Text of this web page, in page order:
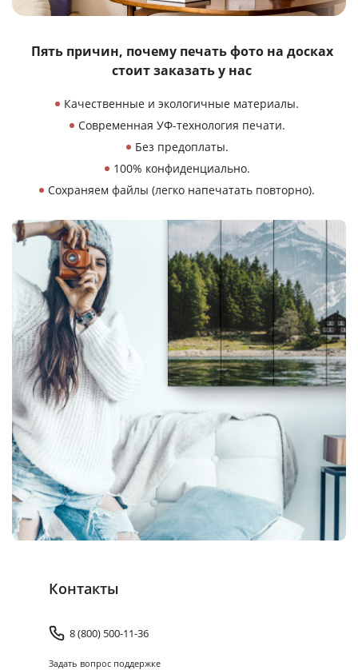
Пять причин, почему печать фото на досках
стоит заказать у нас
Качественные и экологичные материалы.
Современная УФ-технология печати.
Без предоплаты.
100% конфиденциально.
Сохраняем файлы (легко напечатать повторно).
Контакты
8 (800) 500-11-36
Задать вопрос поддержке